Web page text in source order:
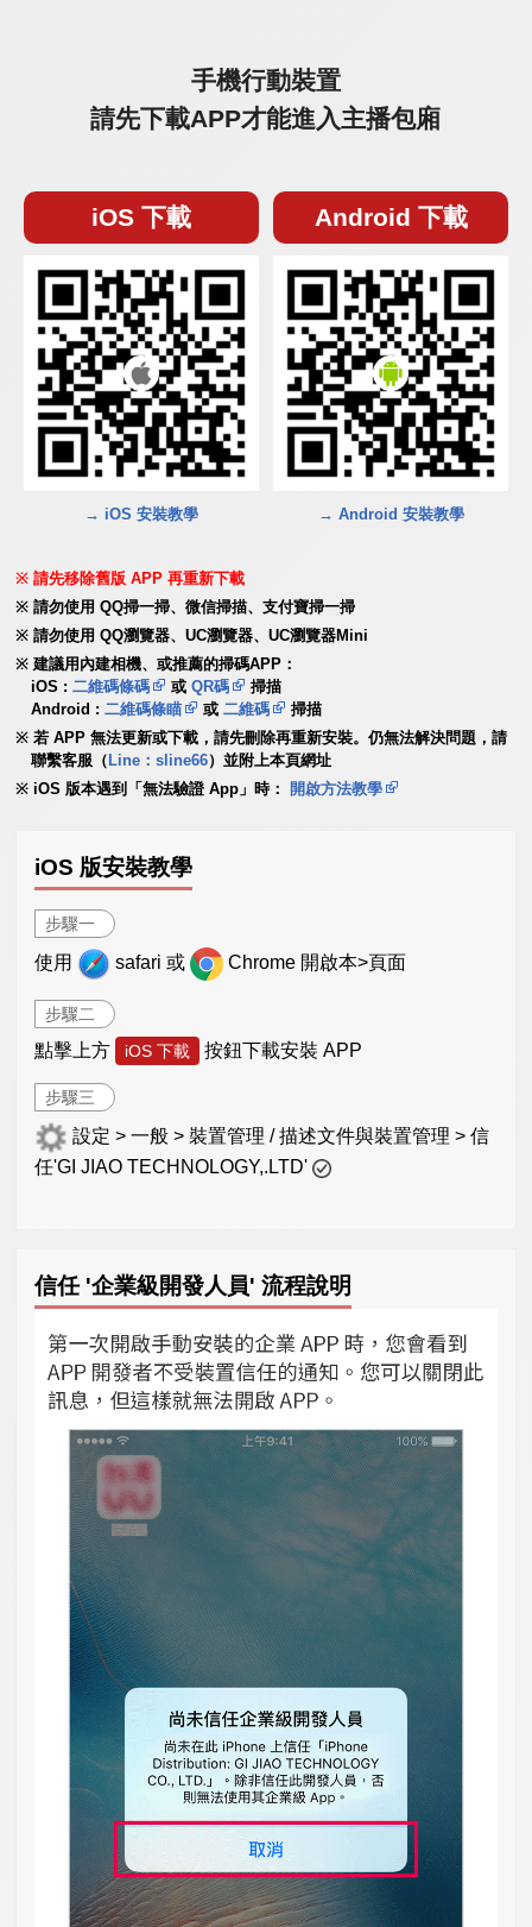
手機行動裝置
請先下載APP才能進入主播包廂
iOS 下載
→ iOS 安裝教學
Android 下載
→ Android 安裝教學
請先移除舊版 APP 再重新下載
請勿使用 QQ掃一掃、微信掃描、支付寶掃一掃
請勿使用 QQ瀏覽器、UC瀏覽器、UC瀏覽器Mini
建議用內建相機、或推薦的掃碼APP：
iOS :二維碼條碼 或QR碼
掃描
Android :二維碼條瞄 或二維碼
掃描
若 APP 無法更新或下載，請先刪除再重新安裝。仍無法解決問題，請
聯繫客服（ Line：sline66）並附上本頁網址
iOS 版本遇到「無法驗證 App」時：
開啟方法教學
iOS 版安裝教學
步驟一
使用 safari 或 Chrome 開啟本>頁面
步驟二
點擊上方 iOS 下載 按鈕下載安裝 APP
步驟三
設定 > 一般 > 裝置管理 / 描述文件與裝置管理 > 信
任'GI JIAO TECHNOLOGY,.LTD'
信任 '企業級開發人員' 流程說明